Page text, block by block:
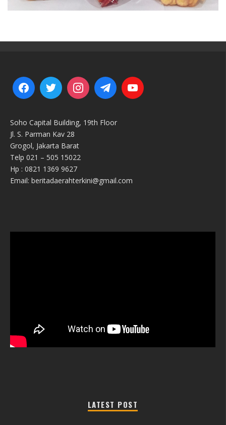
Soho Capital Building, 19th Floor
Jl. S. Parman Kav 28
Grogol, Jakarta Barat
Telp 021 – 505 15022
Hp : 0821 1369 9627
Email: beritadaerahterkini@gmail.com
LATEST POST